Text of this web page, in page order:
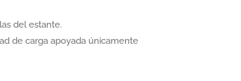
del estante.
de carga apoyada únicamente